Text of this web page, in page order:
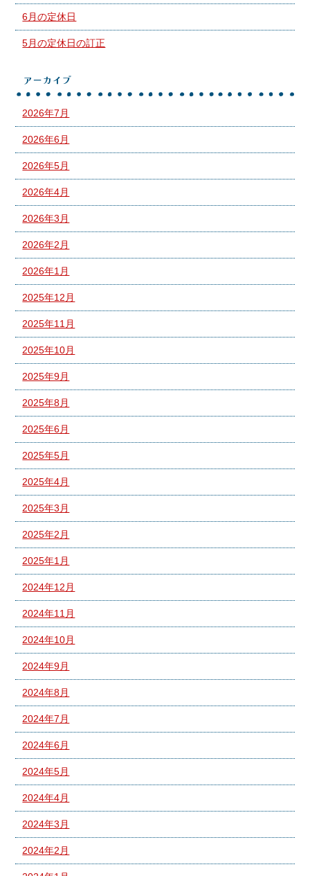
6月の定休日
5月の定休日の訂正
アーカイブ
2026年7月
2026年6月
2026年5月
2026年4月
2026年3月
2026年2月
2026年1月
2025年12月
2025年11月
2025年10月
2025年9月
2025年8月
2025年6月
2025年5月
2025年4月
2025年3月
2025年2月
2025年1月
2024年12月
2024年11月
2024年10月
2024年9月
2024年8月
2024年7月
2024年6月
2024年5月
2024年4月
2024年3月
2024年2月